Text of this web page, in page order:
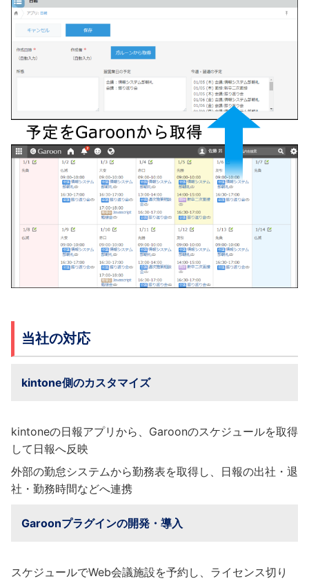
当社の対応
kintone側のカスタマイズ
kintoneの日報アプリから、Garoonのスケジュールを取得
して日報へ反映
外部の勤怠システムから勤務表を取得し、日報の出社・退
社・勤務時間などへ連携
Garoonプラグインの開発・導入
スケジュールでWeb会議施設を予約し、ライセンス切り